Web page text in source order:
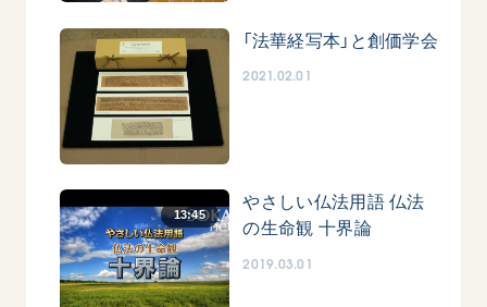
「法華経写本」と創価学会
2021.02.01
13:45
やさしい仏法用語 仏法
の生命観 十界論
2019.03.01